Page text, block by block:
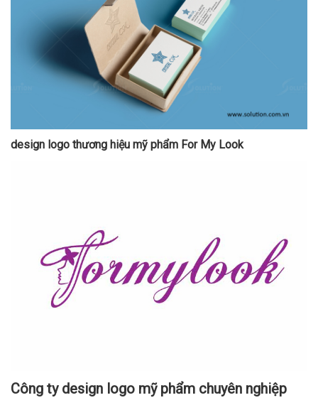
design logo thương hiệu mỹ phẩm For My Look
Công ty design logo mỹ phẩm chuyên nghiệp